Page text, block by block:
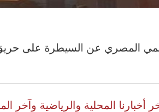
المصري عن السيطرة على
أخبارنا المحلية والرياضية وآخر